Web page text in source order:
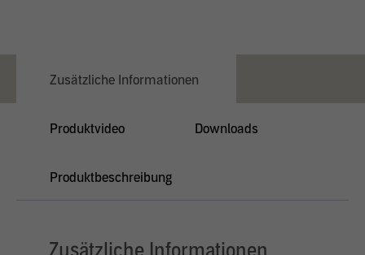
Zusätzliche Informationen
Produktvideo Downloads
Produktbeschreibung